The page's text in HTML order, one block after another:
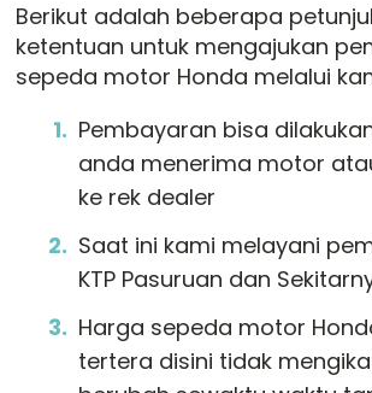
Berikut adalah beberapa
ketentuan untuk mengajukan
sepeda motor Honda melalui
Pembayaran bisa
anda menerima motor
ke rek dealer
Saat ini kami melayani
KTP Pasuruan dan
Harga sepeda motor
tertera disini tidak